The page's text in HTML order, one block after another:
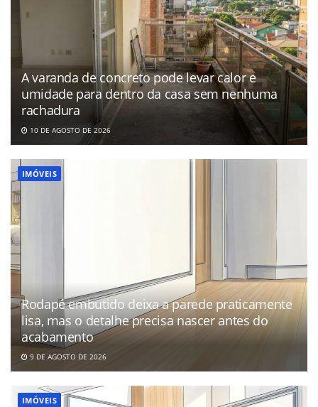
A varanda de concreto pode levar calor e
umidade para dentro da casa sem nenhuma
rachadura
10 DE AGOSTO DE 2026
IMÓVEIS
Rodapé embutido deixa a parede praticamente
lisa, mas o detalhe precisa nascer antes do
acabamento
9 DE AGOSTO DE 2026
IMÓVEIS